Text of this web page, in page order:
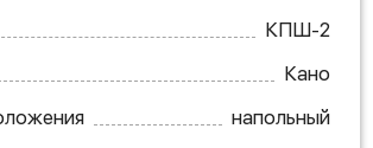
КПШ-2
Кано
напольный